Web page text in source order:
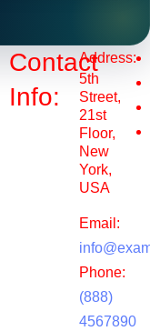
Contact
Info:
Address:
5th
Street,
21st
Floor,
New
York,
USA
Email:
Phone:
(888)
4567890